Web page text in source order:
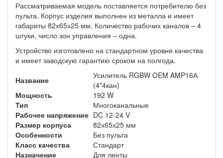
Рассматриваемая модель поставляется потребителю без
пульта. Корпус изделия выполнен из металла и имеет
габариты 82х65х25 мм. Количество рабочих каналов – 4
штуки, число зон управления – одна.
Устройство изготовлено на стандартном уровне качества
и имеет заводскую гарантию сроком на полгода.
Название
Усилитель RGBW OEM AMP16А
(4*4кан)
Мощность
192 W
Тип
Многоканальные
Рабочее напряжение DC 12-24 V
Размер корпуса
82х65х25 мм
Особенности
Без пульта
Класс качества
Стандарт
Назначение
Для ленты